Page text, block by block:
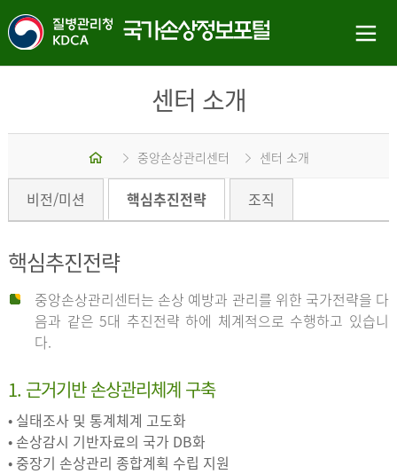
센터 소개
중앙손상관리센터 센터 소개
비전/미션 핵심추진전략 조직
핵심추진전략
중앙손상관리센터는 손상 예방과 관리를 위한 국가전략을 다
음과 같은 5대 추진전략 하에 체계적으로 수행하고 있습니
다.
1. 근거기반 손상관리체계 구축
• 실태조사 및 통계체계 고도화
• 손상감시 기반자료의 국가 DB화
• 중장기 손상관리 종합계획 수립 지원